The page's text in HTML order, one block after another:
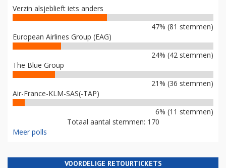
Verzin alsjeblieft iets anders
47% (81 stemmen)
European Airlines Group (EAG)
24% (42 stemmen)
The Blue Group
21% (36 stemmen)
Air-France-KLM-SAS(-TAP)
6% (11 stemmen)
Totaal aantal stemmen: 170
Meer polls
VOORDELIGE RETOURTICKETS